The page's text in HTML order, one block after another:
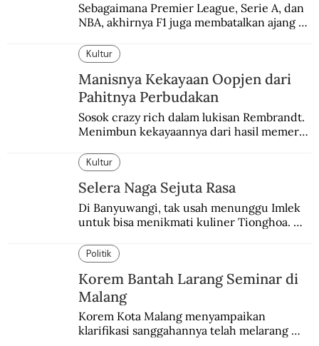
Sebagaimana Premier League, Serie A, dan
NBA, akhirnya F1 juga membatalkan ajang
enam dekade lampau.
Kultur
Manisnya Kekayaan Oopjen dari
Pahitnya Perbudakan
Sosok crazy rich dalam lukisan Rembrandt.
Menimbun kekayaannya dari hasil memeras
Kultur
Selera Naga Sejuta Rasa
Di Banyuwangi, tak usah menunggu Imlek
untuk bisa menikmati kuliner Tionghoa.
pekan.
Politik
Korem Bantah Larang Seminar di
Malang
Korem Kota Malang menyampaikan
klarifikasi sanggahannya telah melarang